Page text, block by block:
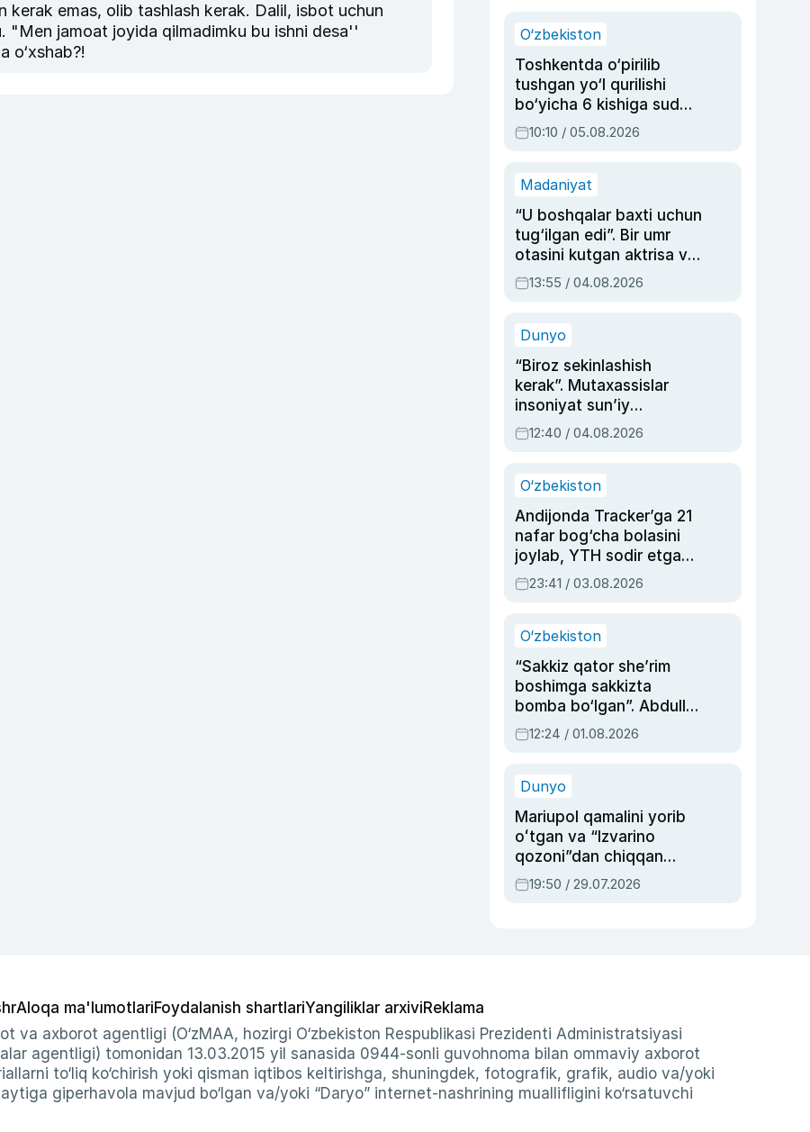
kerak emas, olib tashlash kerak. Dalil, isbot uchun
"Men jamoat joyida qilmadimku bu ishni desa''
o‘xshab?!
O‘zbekiston
Toshkentda o‘pirilib
tushgan yo‘l qurilishi
bo‘yicha 6 kishiga sud
hukmi o‘qildi
10:10 / 05.08.2026
Madaniyat
“U boshqalar baxti uchun
tug‘ilgan edi”. Bir umr
otasini kutgan aktrisa va
dublyaj ustasi Rimma
Ahmedovaning
13:55 / 04.08.2026
Dunyo
“Biroz sekinlashish
kerak”. Mutaxassislar
insoniyat sun’iy
intellektni boshqara
olmay qolishidan xavotir
12:40 / 04.08.2026
O‘zbekiston
Andijonda Tracker’ga 21
nafar bog‘cha bolasini
joylab, YTH sodir etgan
ayolga sud hukmi o‘qildi
23:41 / 03.08.2026
O‘zbekiston
“Sakkiz qator she’rim
boshimga sakkizta
bomba bo‘lgan”. Abdulla
Oripovni siyosiy
ayblovlardan asrab
12:24 / 01.08.2026
Dunyo
Mariupol qamalini yorib
oʻtgan va “Izvarino
qozoni”dan chiqqan
qahramon — Ukraina
armiyasi bosh
19:50 / 29.07.2026
Aloqa ma'lumotlariFoydalanish shartlariYangiliklar arxiviReklama
va axborot agentligi (O‘zMAA, hozirgi O‘zbekiston Respublikasi Prezidenti Administratsiyasi
agentligi) tomonidan 13.03.2015 yil sanasida 0944-sonli guvohnoma bilan ommaviy axborot
to‘liq ko‘chirish yoki qisman iqtibos keltirishga, shuningdek, fotografik, grafik, audio va/yoki
giperhavola mavjud bo‘lgan va/yoki “Daryo” internet-nashrining muallifligini ko‘rsatuvchi